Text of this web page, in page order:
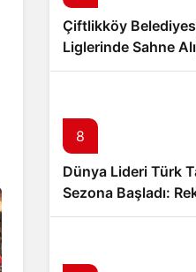
Çiftlikköy
Liglerinde Sahne
8
Dünya Lideri Türk
Sezona Başladı:
100 Milyon Dolar